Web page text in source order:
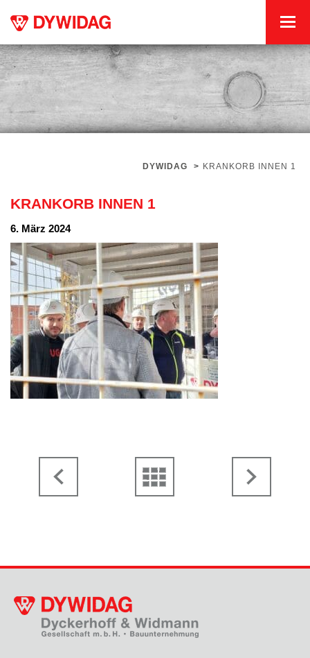
DYWIDAG > KRANKORB INNEN 1
KRANKORB INNEN 1
6. März 2024